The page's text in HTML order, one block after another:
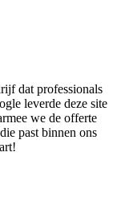
dat professionals
leverde deze site
we de offerte
past binnen ons